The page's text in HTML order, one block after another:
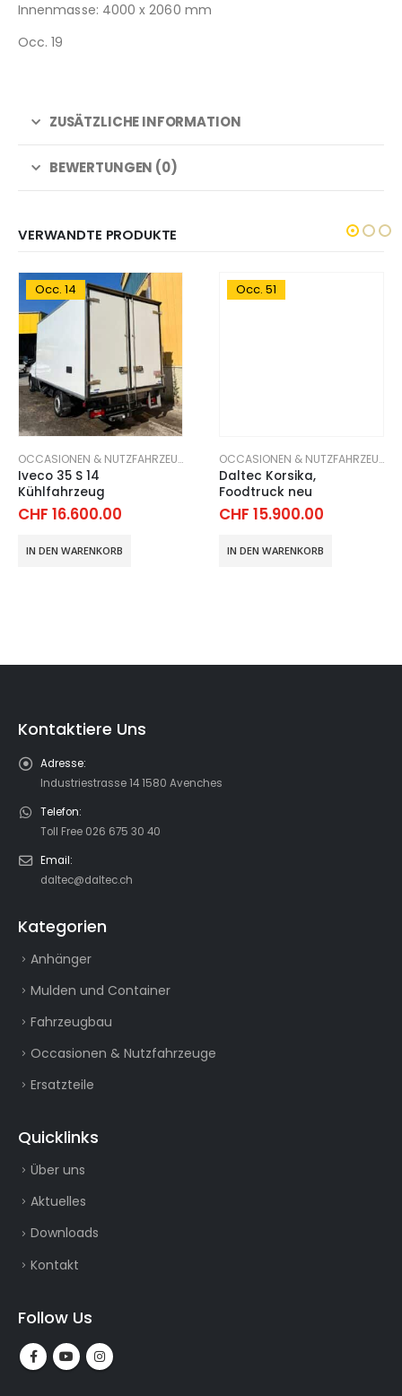
Innenmasse: 4000 x 2060 mm
Occ. 19
ZUSÄTZLICHE INFORMATION
BEWERTUNGEN (0)
VERWANDTE PRODUKTE
Occ. 14
OCCASIONEN & NUTZFAHRZEUGE
Iveco 35 S 14
Kühlfahrzeug
CHF 16.600.00
IN DEN WARENKORB
Occ. 51
OCCASIONEN & NUTZFAHRZEUGE
Daltec Korsika,
Foodtruck neu
CHF 15.900.00
IN DEN WARENKORB
Kontaktiere Uns
Adresse:
Industriestrasse 14 1580 Avenches
Telefon:
Toll Free 026 675 30 40
Email:
daltec@daltec.ch
Kategorien
Anhänger
Mulden und Container
Fahrzeugbau
Occasionen & Nutzfahrzeuge
Ersatzteile
Quicklinks
Über uns
Aktuelles
Downloads
Kontakt
Follow Us